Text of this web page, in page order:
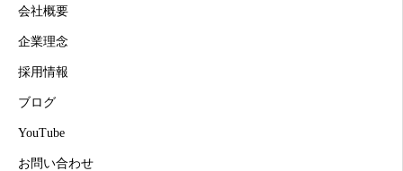
会社概要
企業理念
採用情報
ブログ
YouTube
お問い合わせ